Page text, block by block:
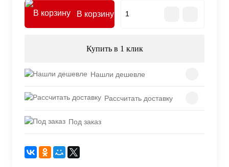
В корзину
Купить в 1 клик
Нашли дешевле
Рассчитать доставку
Под заказ